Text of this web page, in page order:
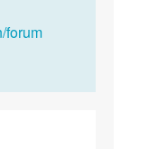
forum